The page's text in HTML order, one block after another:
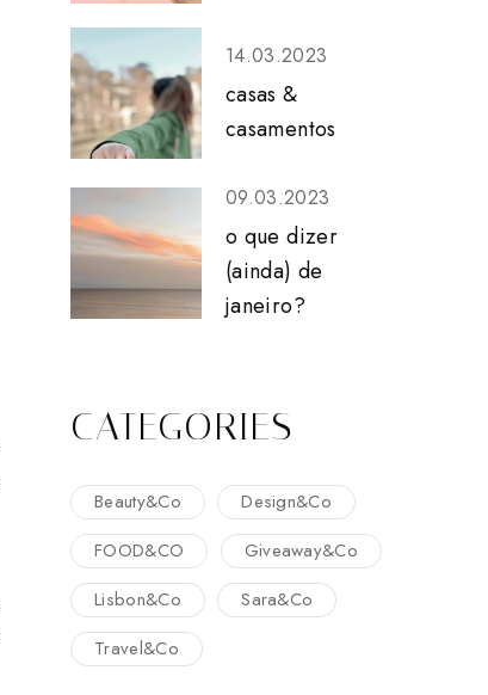
14.03.2023
casas &
casamentos
09.03.2023
o que dizer
(ainda) de
janeiro?
CATEGORIES
Beauty&Co
Design&Co
FOOD&CO
Giveaway&Co
Lisbon&Co
Sara&Co
Travel&Co